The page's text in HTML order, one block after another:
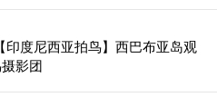
印度尼西亚拍鸟】西巴布亚岛观
影团